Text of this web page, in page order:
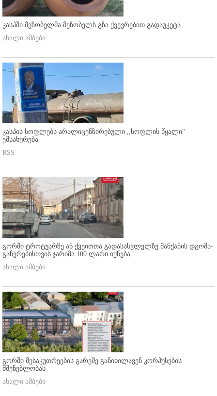
კასპში მეზობელმა მეზობელს გზა ქვევრებით გადაუკეტა
ახალი ამბები
კასპის სოფლებს არალიცენზირებული ,,სოფლის წყალი"
ემსახურება
RSS
გორში ტროტუარზე ან ქვეითთა გადასასვლელზე მანქანის დგომა-
გაჩერებისთვის ჯარიმა 100 ლარი იქნება
ახალი ამბები
გორში მესაკუთრეების გარეშე განიხილავენ კორპუსების
მშენებლობას
ახალი ამბები